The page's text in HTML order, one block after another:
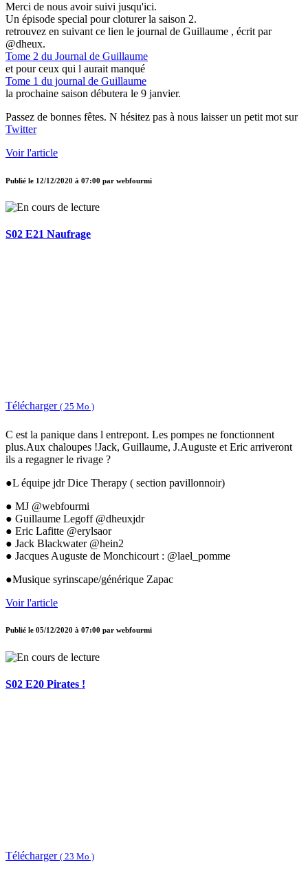
Merci de nous avoir suivi jusqu'ici.
Un épisode special pour cloturer la saison 2.
retrouvez en suivant ce lien le journal de Guillaume , écrit par
@dheux.
Tome 2 du Journal de Guillaume
et pour ceux qui l aurait manqué
Tome 1 du journal de Guillaume
la prochaine saison débutera le 9 janvier.
Passez de bonnes fêtes. N hésitez pas à nous laisser un petit mot sur
Twitter
Voir l'article
Publié le 12/12/2020 à 07:00 par webfourmi
S02 E21 Naufrage
Télécharger ( 25 Mo )
C est la panique dans l entrepont. Les pompes ne fonctionnent
plus.Aux chaloupes !Jack, Guillaume, J.Auguste et Eric arriveront
ils a regagner le rivage ?
●L équipe jdr Dice Therapy ( section pavillonnoir)
● MJ @webfourmi
● Guillaume Legoff @dheuxjdr
● Eric Lafitte @erylsaor
● Jack Blackwater @hein2
● Jacques Auguste de Monchicourt : @lael_pomme
●Musique syrinscape/générique Zapac
Voir l'article
Publié le 05/12/2020 à 07:00 par webfourmi
S02 E20 Pirates !
Télécharger ( 23 Mo )